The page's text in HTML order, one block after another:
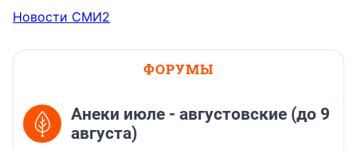
Новости СМИ2
ФОРУМЫ
Анеки июле - августовские (до 9
августа)